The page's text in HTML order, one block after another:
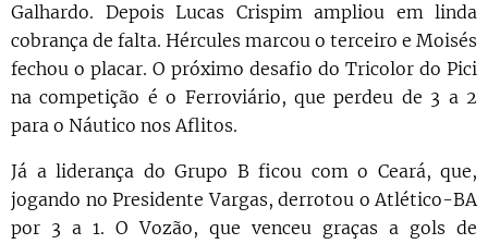
Galhardo. Depois Lucas Crispim ampliou em linda
cobrança de falta. Hércules marcou o terceiro e Moisés
fechou o placar. O próximo desafio do Tricolor do Pici
na competição é o Ferroviário, que perdeu de 3 a 2
para o Náutico nos Aflitos.
Já a liderança do Grupo B ficou com o Ceará, que,
jogando no Presidente Vargas, derrotou o Atlético-BA
por 3 a 1. O Vozão, que venceu graças a gols de